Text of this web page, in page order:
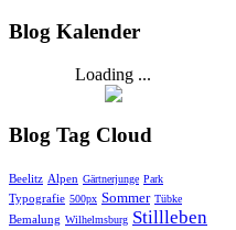
Blog Kalender
Loading ...
Blog Tag Cloud
Beelitz Alpen Gärtnerjunge Park
Typografie 500px Sommer Tübke
Bemalung Wilhelmsburg Stillleben